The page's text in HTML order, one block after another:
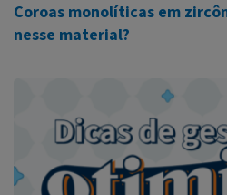
Coroas monolíticas em
nesse material?